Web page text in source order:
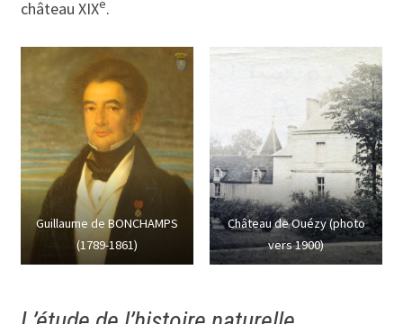
château XIXe.
Guillaume de BONCHAMPS
(1789-1861)
Château de Ouézy (photo
vers 1900)